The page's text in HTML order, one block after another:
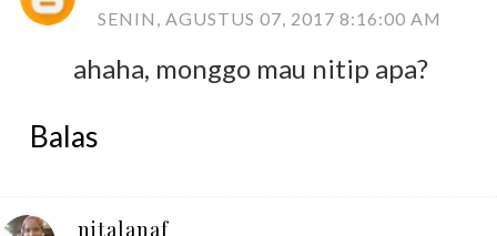
SENIN, AGUSTUS 07, 2017 8:16:00 AM
ahaha, monggo mau nitip apa?
Balas
nitalanaf